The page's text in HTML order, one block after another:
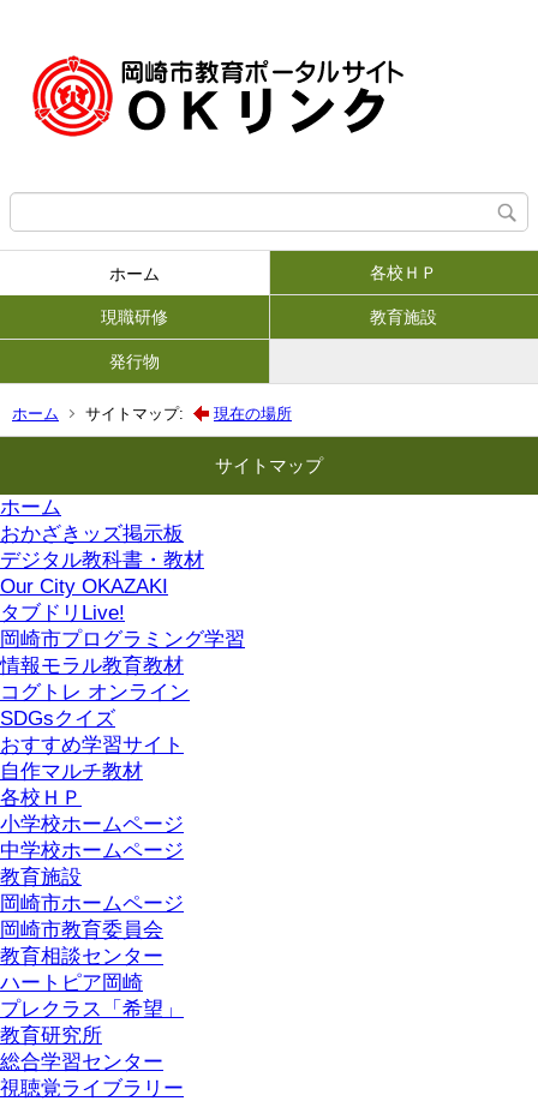
ホーム 各校ＨＰ
現職研修 教育施設
発行物
ホーム サイトマップ: 現在の場所
サイトマップ
ホーム
おかざきッズ掲示板
デジタル教科書・教材
Our City OKAZAKI
タブドリLive!
岡崎市プログラミング学習
情報モラル教育教材
コグトレ オンライン
SDGsクイズ
おすすめ学習サイト
自作マルチ教材
各校ＨＰ
小学校ホームページ
中学校ホームページ
教育施設
岡崎市ホームページ
岡崎市教育委員会
教育相談センター
ハートピア岡崎
プレクラス「希望」
教育研究所
総合学習センター
視聴覚ライブラリー